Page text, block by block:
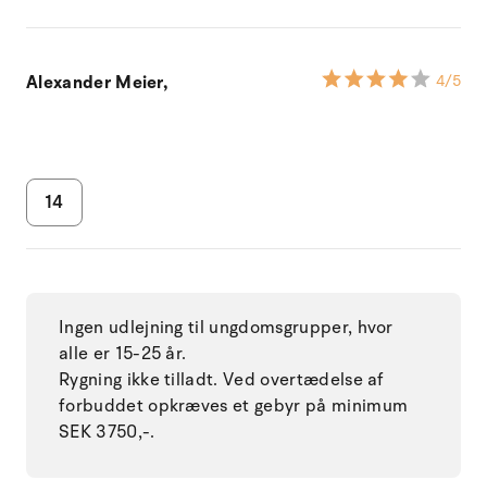
Alexander Meier, 4/5
14
Ingen udlejning til ungdomsgrupper, hvor
alle er 15-25 år.
Rygning ikke tilladt. Ved overtædelse af
forbuddet opkræves et gebyr på minimum
SEK 3750,-.